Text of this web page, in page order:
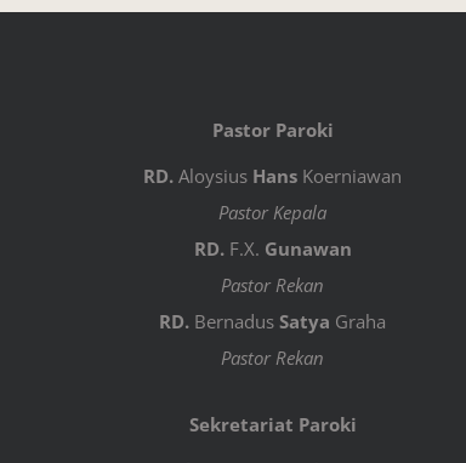
Pastor Paroki
RD. Aloysius Hans Koerniawan
Pastor Kepala
RD.F.X. Gunawan
Pastor Rekan
RD. BernadusSatya Graha
Pastor Rekan
Sekretariat Paroki